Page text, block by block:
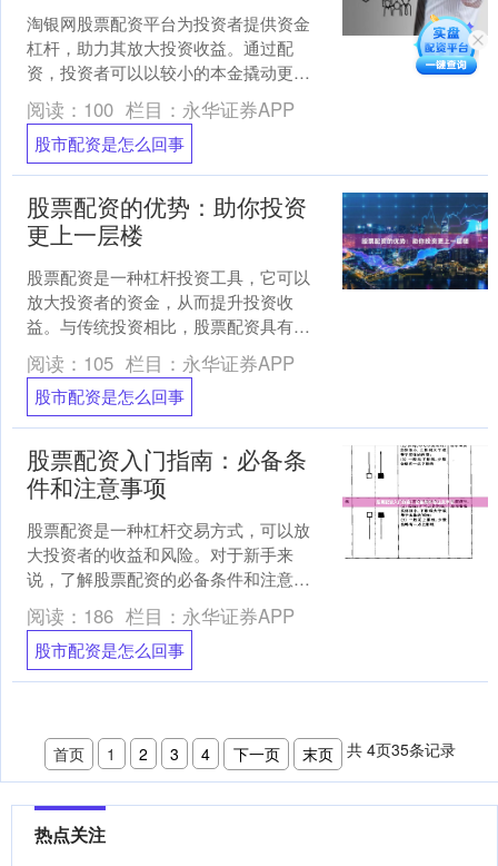
淘银网股票配资平台为投资者提供资金
杠杆，助力其放大投资收益。通过配
资，投资者可以以较小的本金撬动更大
的资金，从而提高投资效率和收益率。
配资的杠杆比例通常为1:....
阅读： 100 栏目： 永华证券APP
股市配资是怎么回事
股票配资的优势：助你投资
更上一层楼
股票配资是一种杠杆投资工具，它可以
放大投资者的资金，从而提升投资收
益。与传统投资相比，股票配资具有以
下优势： **1. 资金放大：**配资公司提供
杠杆资金，投资....
阅读： 105 栏目： 永华证券APP
股市配资是怎么回事
股票配资入门指南：必备条
件和注意事项
股票配资是一种杠杆交易方式，可以放
大投资者的收益和风险。对于新手来
说，了解股票配资的必备条件和注意事
项至关重要。 **必备条件：** * **资金账
户：**需要....
阅读： 186 栏目： 永华证券APP
股市配资是怎么回事
首页 1 2 3 4 下一页 末页 共4页35条记录
热点关注